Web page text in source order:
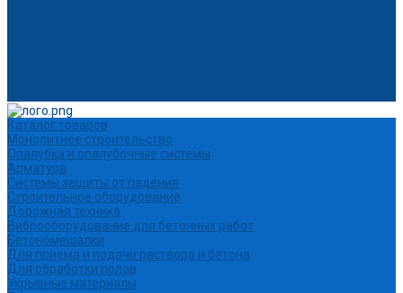
Каталог товаров
Монолитное строительство
Опалубка и опалубочные системы
Арматура
Системы защиты от падения
Строительное оборудование
Дорожная техника
Виброоборудование для бетонных работ
Бетономешалки
Для приема и подачи раствора и бетона
Для обработки полов
Укрывные материалы